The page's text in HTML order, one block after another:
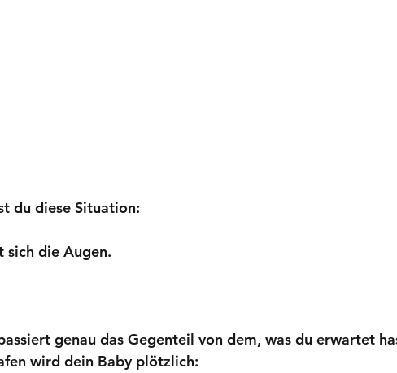
du diese Situation:
sich die Augen.
genau das Gegenteil von dem, was du erwartet
wird dein Baby plötzlich: